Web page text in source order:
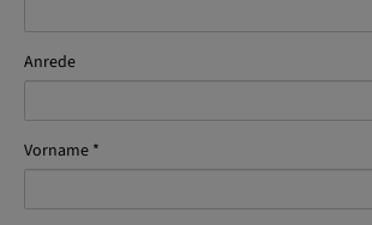
Anrede
Vorname